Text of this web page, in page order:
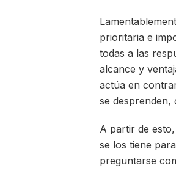
prioritaria e
todas a las
alcance y
actúa en
se desprenden,
A partir de
se los tiene
preguntarse